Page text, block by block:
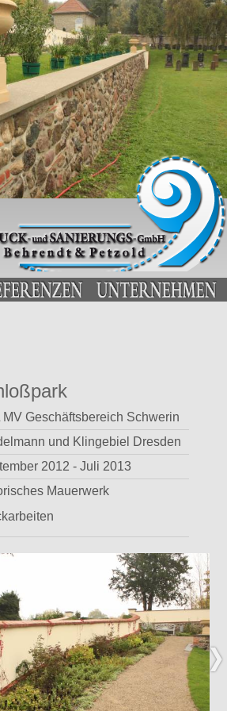
MV Geschäftsbereich Schwerin
und Klingebiel Dresden
2012 - Juli 2013
Mauerwerk